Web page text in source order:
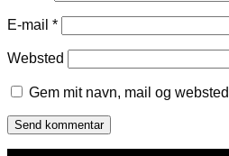
E-mail *
Websted
Gem mit navn, mail og